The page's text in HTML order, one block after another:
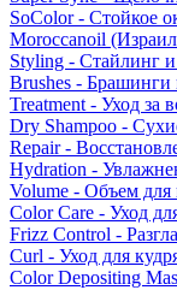
SoColor - Стойкое
Moroccanoil
Styling - Стайлинг и
Brushes - Брашинги
Treatment - Уход за
Dry Shampoo -
Repair -
Hydration -
Volume - Объем для
Color Care - Уход
Frizz Control -
Curl - Уход для
Color Depositing